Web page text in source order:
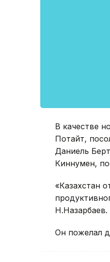
В качестве
Потайт,
Даниель
Киннумен,
«Казахстан
Н.Назарбаев.
Он пожелал